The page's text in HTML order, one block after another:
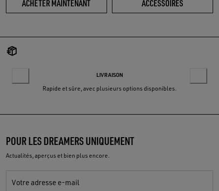
ACHETER MAINTENANT ACCESSOIRES
LIVRAISON
Rapide et sûre, avec plusieurs options disponibles.
POUR LES DREAMERS UNIQUEMENT
Actualités, aperçus et bien plus encore.
Votre adresse e-mail